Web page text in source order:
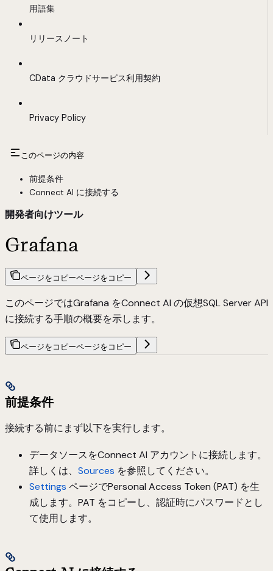
用語集
リリースノート
CData クラウドサービス利用契約
Privacy Policy
このページの内容
前提条件
Connect AI に接続する
開発者向けツール
Grafana
ページをコピーページをコピー
このページではGrafana をConnect AI の仮想SQL Server API
に接続する手順の概要を示します。
ページをコピーページをコピー
前提条件
接続する前にまず以下を実行します。
データソースをConnect AI アカウントに接続します。
詳しくは、 Sources を参照してください。
Settings ページでPersonal Access Token (PAT) を生
成します。PAT をコピーし、認証時にパスワードとし
て使用します。